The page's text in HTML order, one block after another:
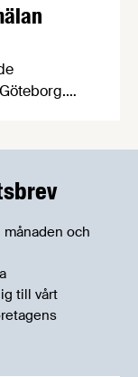
och
till vårt